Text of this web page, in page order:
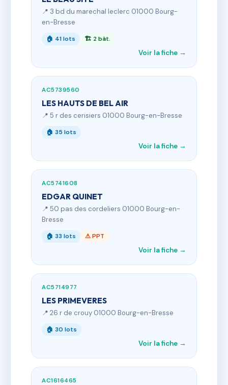
📍 3 bd du marechal leclerc 01000 Bourg-
en-Bresse
🏠 41 lots 🏗 2 bât.
Voir la fiche →
AC5739560
LES HAUTS DE BEL AIR
📍 5 r des cerisiers 01000 Bourg-en-Bresse
🏠 35 lots
Voir la fiche →
AC5741608
EDGAR QUINET
📍 50 pas des cordeliers 01000 Bourg-en-
Bresse
🏠 33 lots ⚠ PPT
Voir la fiche →
AC5714977
LES PRIMEVERES
📍 26 r de crouy 01000 Bourg-en-Bresse
🏠 30 lots
Voir la fiche →
AC1616465